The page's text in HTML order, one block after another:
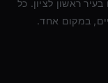
ראשון לציון. כל
במקום אחד.